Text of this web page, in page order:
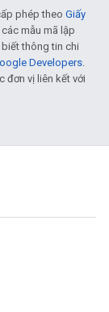
phép theo Giấy
các mẫu mã lập
biết thông tin chi
Developers.
đơn vị liên kết với